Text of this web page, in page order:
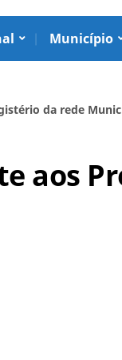
Município
da rede
aos